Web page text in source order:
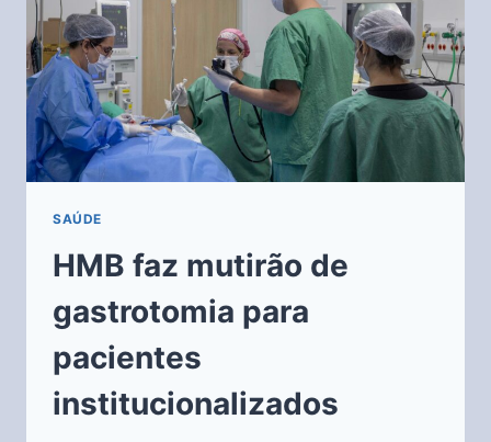
SAÚDE
HMB faz mutirão de
gastrotomia para
pacientes
institucionalizados